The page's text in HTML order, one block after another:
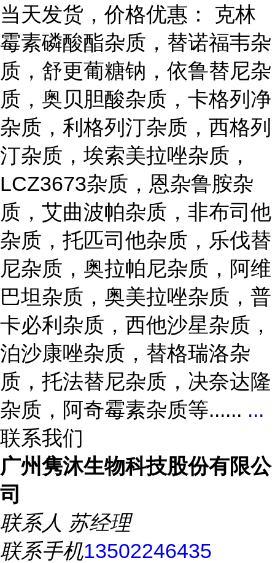
当天发货，价格优惠： 克林
霉素磷酸酯杂质，替诺福韦杂
质，舒更葡糖钠，依鲁替尼杂
质，奥贝胆酸杂质，卡格列净
杂质，利格列汀杂质，西格列
汀杂质，埃索美拉唑杂质，
LCZ3673杂质，恩杂鲁胺杂
质，艾曲波帕杂质，非布司他
杂质，托匹司他杂质，乐伐替
尼杂质，奥拉帕尼杂质，阿维
巴坦杂质，奥美拉唑杂质，普
卡必利杂质，西他沙星杂质，
泊沙康唑杂质，替格瑞洛杂
质，托法替尼杂质，决奈达隆
杂质，阿奇霉素杂质等...... ...
联系我们
广州隽沐生物科技股份有限公
司
联系人 苏经理
联系手机13502246435